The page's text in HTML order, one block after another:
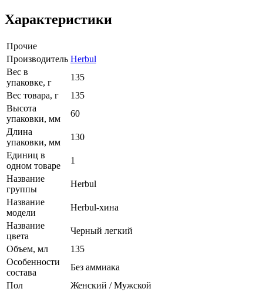
Характеристики
Прочие
Производитель Herbul
Вес в
упаковке, г
135
Вес товара, г
135
Высота
упаковки, мм
60
Длина
упаковки, мм
130
Единиц в
одном товаре
1
Название
группы
Herbul
Название
модели
Herbul-хина
Название
цвета
Черный легкий
Объем, мл
135
Особенности
состава
Без аммиака
Пол
Женский / Мужской